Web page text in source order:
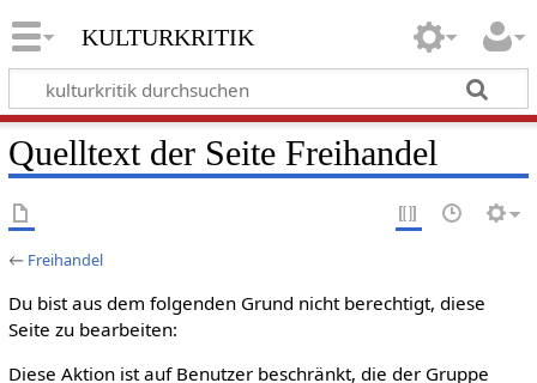
kulturkritik
Quelltext der Seite Freihandel
← Freihandel
Du bist aus dem folgenden Grund nicht berechtigt, diese
Seite zu bearbeiten:
Diese Aktion ist auf Benutzer beschränkt, die der Gruppe